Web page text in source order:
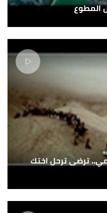
المطوع
ترضى ترحل اختك